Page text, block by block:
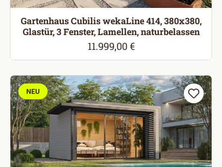
Gartenhaus Cubilis wekaLine 414, 380x380,
Glastür, 3 Fenster, Lamellen, naturbelassen
Regulärer Preis:
11.999,00 €
NEU